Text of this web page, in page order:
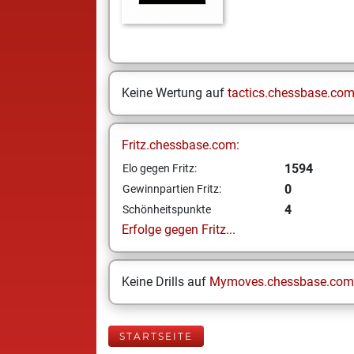
Keine Wertung auf tactics.chessbase.com
Fritz.chessbase.com:
Elo gegen Fritz: 1594
Gewinnpartien Fritz: 0
Schönheitspunkte
4
Erfolge gegen Fritz...
Keine Drills auf Mymoves.chessbase.com
STARTSEITE